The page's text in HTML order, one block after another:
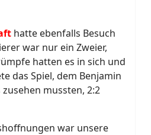
hatte ebenfalls Besuch
war nur ein Zweier,
hatten es in sich und
das Spiel, dem Benjamin
mussten, 2:2
war unsere